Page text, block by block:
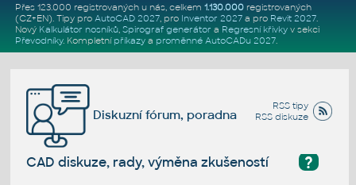
Přes 123.000 registrovaných u nás, celkem 1.130.000registrovaných
(CZ+EN). Tipy pro AutoCAD 2027, pro Inventor 2027a pro Revit 2027.
Nový Kalkulátor nosníků, Spirograf generátor a Regresní křivkyv sekci
Převodníky. Kompletní příkazya proměnné AutoCADu 2027.
RSS tipy
RSS diskuze
Diskuzní fórum, poradna
?
CAD diskuze, rady, výměna zkušeností